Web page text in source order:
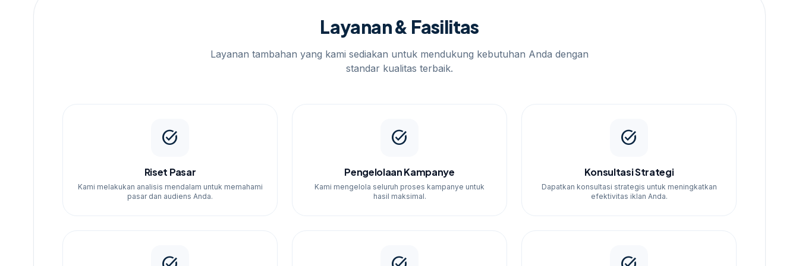
Layanan & Fasilitas
Layanan tambahan yang kami sediakan untuk mendukung kebutuhan Anda dengan
standar kualitas terbaik.
task_alt
Riset Pasar
Kami melakukan analisis mendalam untuk memahami
pasar dan audiens Anda.
task_alt
Pengelolaan Kampanye
Kami mengelola seluruh proses kampanye untuk
hasil maksimal.
task_alt
Konsultasi Strategi
Dapatkan konsultasi strategis untuk meningkatkan
efektivitas iklan Anda.